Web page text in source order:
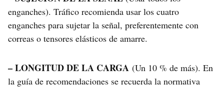
enganches). Tráfico recomienda usar los cuatro
enganches para sujetar la señal, preferentemente con
correas o tensores elásticos de amarre.
– LONGITUD DE LA CARGA (Un 10 % de más). En
la guía de recomendaciones se recuerda la normativa